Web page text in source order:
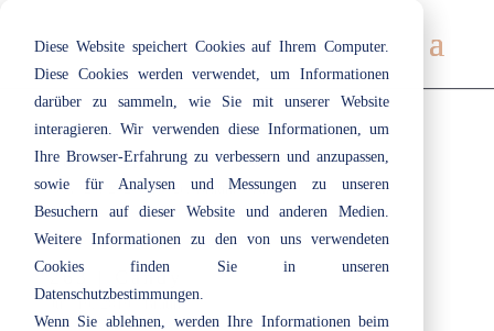
Diese Website speichert Cookies auf Ihrem Computer.
Diese Cookies werden verwendet, um Informationen
darüber zu sammeln, wie Sie mit unserer Website
interagieren. Wir verwenden diese Informationen, um
Ihre Browser-Erfahrung zu verbessern und anzupassen,
sowie für Analysen und Messungen zu unseren
Besuchern auf dieser Website und anderen Medien.
Weitere Informationen zu den von uns verwendeten
Cookies finden Sie in unseren
Datenschutzbestimmungen.
Wenn Sie ablehnen, werden Ihre Informationen beim
308 | Olive
Nov. 24, 2020|Beige ,Braun,Grün
263 | Candy
Juli 19, 2019|Braun